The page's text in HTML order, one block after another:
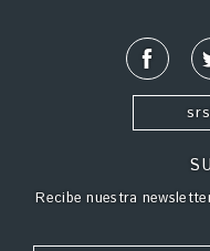
Recibe nuestra